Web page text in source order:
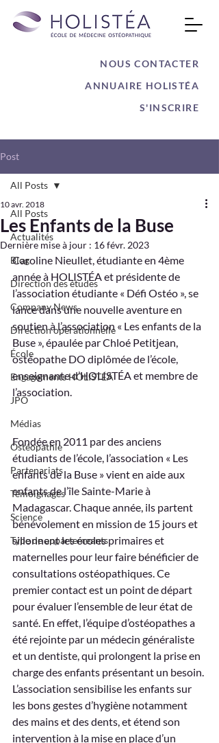
NOUS CONTACTER
ANNUAIRE HOLISTÉA
S'INSCRIRE
Post
All Posts
Actualités
Blog
Direction des études
Company News
Direction opérationnelle
École
Engagements HOLISTÉA
JPO
Médias
Ostéopathie
Partenariats
Témoignages
Science
Type de appartemeants
All Posts
Les Enfants de la Buse
10 avr. 2018
Dernière mise à jour : 16 févr. 2023
Caroline Nieullet, étudiante en 4ème
année à HOLISTÉA et présidente de
l’association étudiante « Défi Ostéo », se
lance dans une nouvelle aventure en
soutien à l’association « Les enfants de la
Buse », épaulée par Chloé Petitjean,
ostéopathe DO diplômée de l’école,
enseignante d’HOLISTÉA et membre de
l’association.
Fondée en 2011 par des anciens
étudiants de l’école, l’association « Les
enfants de la Buse » vient en aide aux
enfants de l’île Sainte-Marie à
Madagascar. Chaque année, ils partent
bénévolement en mission de 15 jours et
sillonnent les écoles primaires et
maternelles pour leur faire bénéficier de
consultations ostéopathiques. Ce
premier contact est un point de départ
pour évaluer l’ensemble de leur état de
santé. En effet, l’équipe d’ostéopathes a
été rejointe par un médecin généraliste
et un dentiste, qui prolongent la prise en
charge des enfants présentant un besoin.
L’association sensibilise les enfants sur
les bons gestes d’hygiène notamment
des mains et des dents, et étend son
intervention à la mise en place d’un